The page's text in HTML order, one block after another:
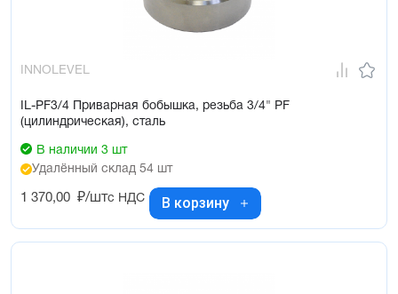
INNOLEVEL
IL-PF3/4 Приварная бобышка, резьба 3/4" PF
(цилиндрическая), сталь
В наличии 3 шт
Удалённый склад 54 шт
1 370,00 ₽/штс НДС В корзину